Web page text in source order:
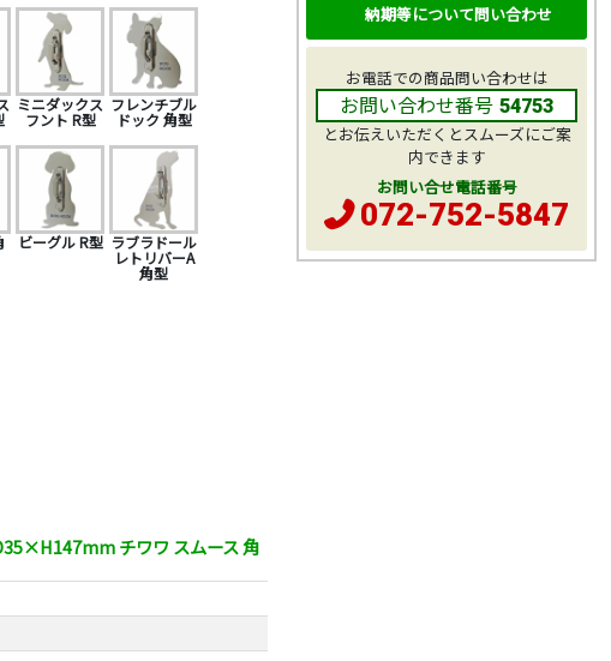
ミニダックス
フント R型
フレンチブル
ドック 角型
ビーグル R型 ラブラドール
レトリバーA
角型
チワワ スムース 角
納期等について問い合わせ
お電話での商品問い合わせは
お問い合わせ番号 54753
とお伝えいただくとスムーズにご案
内できます
お問い合せ電話番号
072-752-5847